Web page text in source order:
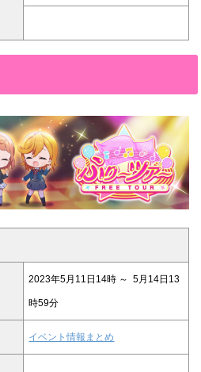
2023年5月11日14時 ～ 5月14日13
時59分
イベント情報まとめ